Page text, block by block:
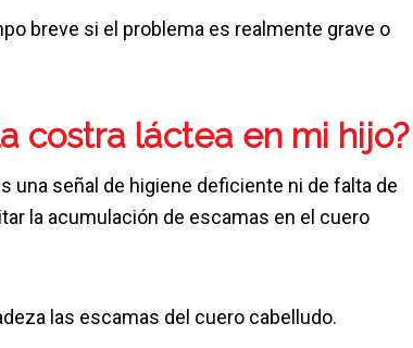
breve si el problema es realmente grave o
costra láctea en mi hijo?
una señal de higiene deficiente ni de falta de
la acumulación de escamas en el cuero
las escamas del cuero cabelludo.